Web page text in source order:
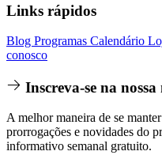
Links rápidos
Blog Programas Calendário
conosco
Inscreva-se na nossa
A melhor maneira de se
prorrogações e novidades do
informativo semanal gratuito.